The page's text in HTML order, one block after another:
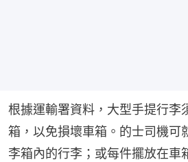
根據運輸署資料，大型手提行李
箱，以免損壞車箱。的士司機可
李箱內的行李；或每件擺放在車